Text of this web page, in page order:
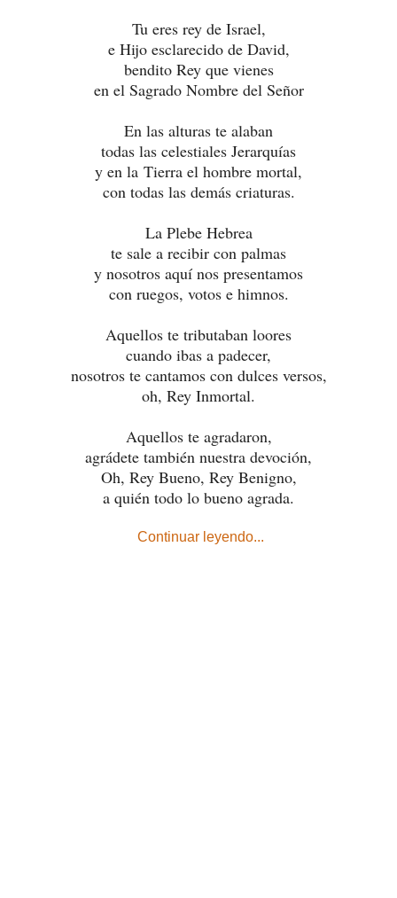
Tu eres rey de Israel,
e Hijo esclarecido de David,
bendito Rey que vienes
en el Sagrado Nombre del Señor
En las alturas te alaban
todas las celestiales Jerarquías
y en la Tierra el hombre mortal,
con todas las demás criaturas.
La Plebe Hebrea
te sale a recibir con palmas
y nosotros aquí nos presentamos
con ruegos, votos e himnos.
Aquellos te tributaban loores
cuando ibas a padecer,
nosotros te cantamos con dulces versos,
oh, Rey Inmortal.
Aquellos te agradaron,
agrádete también nuestra devoción,
Oh, Rey Bueno, Rey Benigno,
a quién todo lo bueno agrada.
Continuar leyendo...